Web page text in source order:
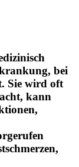
bei
Sie wird oft
kann